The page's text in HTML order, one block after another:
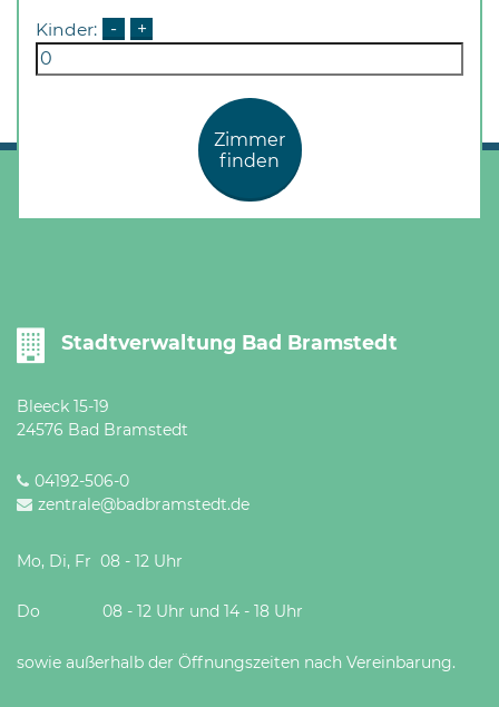
sowie
außerhalb
Vereinbarung.
Kinder: - +
Zimmer
finden
Stadtverwaltung Bad Bramstedt
Bleeck 15-19
24576 Bad Bramstedt
04192-506-0
zentrale@badbramstedt.de
Mo, Di, Fr 08 - 12 Uhr
Do 08 - 12 Uhr und 14 - 18 Uhr
sowie außerhalb der Öffnungszeiten nach Vereinbarung.